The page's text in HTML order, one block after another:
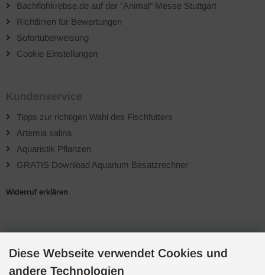
Bachflohkrebse.de auf der "Animal" Messe Stuttgart
Richtlinien für Bewertungen
Sofortüberweisung
Cookie Einstellungen
Kundenservice
Tipps zur richtigen Wahl des Fischfutters
Artemia salina
Aquaristik Pflanzen
GRATIS Download Aquarium Besatzrechner
Widerruf erklären
Zahlungsarten
Diese Webseite verwendet Cookies und
andere Technologien